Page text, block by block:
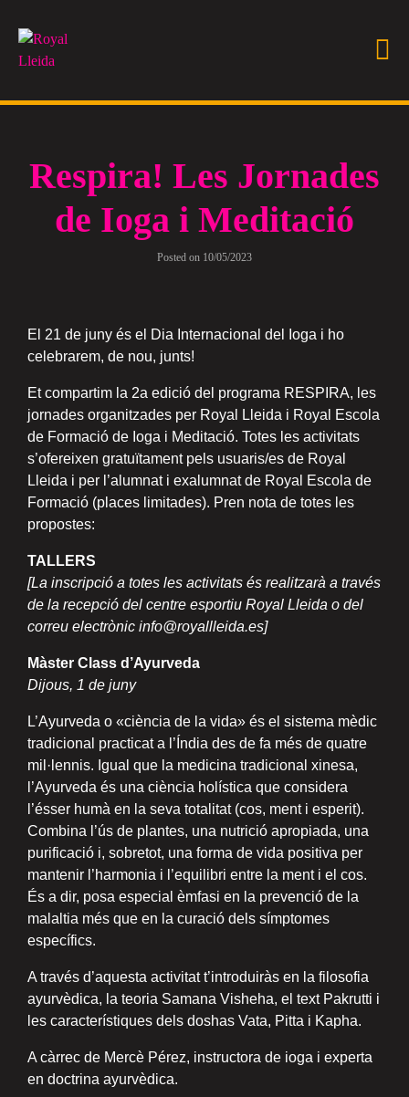
Respira! Les Jornades
de Ioga i Meditació
Posted on 10/05/2023
El 21 de juny és el Dia Internacional del Ioga i ho
celebrarem, de nou, junts!
Et compartim la 2a edició del programa RESPIRA, les
jornades organitzades per Royal Lleida i Royal Escola
de Formació de Ioga i Meditació. Totes les activitats
s’ofereixen gratuïtament pels usuaris/es de Royal
Lleida i per l’alumnat i exalumnat de Royal Escola de
Formació (places limitades). Pren nota de totes les
propostes:
TALLERS
[La inscripció a totes les activitats és realitzarà a través
de la recepció del centre esportiu Royal Lleida o del
correu electrònic info@royallleida.es]
Màster Class d’Ayurveda
Dijous, 1 de juny
L’Ayurveda o «ciència de la vida» és el sistema mèdic
tradicional practicat a l’Índia des de fa més de quatre
mil·lennis. Igual que la medicina tradicional xinesa,
l’Ayurveda és una ciència holística que considera
l’ésser humà en la seva totalitat (cos, ment i esperit).
Combina l’ús de plantes, una nutrició apropiada, una
purificació i, sobretot, una forma de vida positiva per
mantenir l’harmonia i l’equilibri entre la ment i el cos.
És a dir, posa especial èmfasi en la prevenció de la
malaltia més que en la curació dels símptomes
específics.
A través d’aquesta activitat t’introduiràs en la filosofia
ayurvèdica, la teoria Samana Visheha, el text Pakrutti i
les característiques dels doshas Vata, Pitta i Kapha.
A càrrec de Mercè Pérez, instructora de ioga i experta
en doctrina ayurvèdica.